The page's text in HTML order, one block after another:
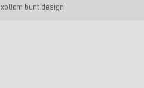
bunt design